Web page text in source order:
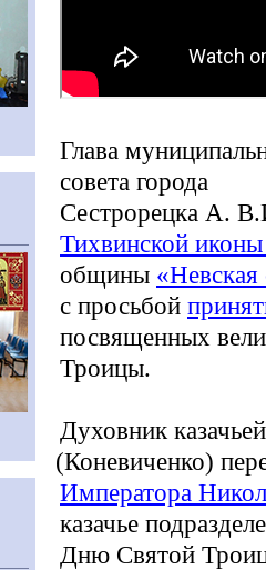
Глава
совета города
Сестрорецка А.
Тихвинской
общины «Невская
с просьбой
посвященных
Троицы.
Духовник
(Коневиченко)
Императора
казачье
Дню Святой